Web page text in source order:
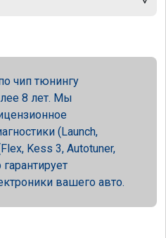
чип тюнингу
8 лет. Мы
(Launch,
Kess 3, Autotuner,
вашего авто.